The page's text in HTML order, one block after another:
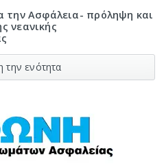
την Ασφάλεια- πρόληψη και
νεανικής
την ενότητα